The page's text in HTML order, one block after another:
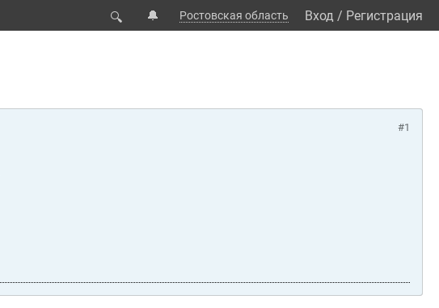
🔍 🔔 Ростовская область Вход / Регистрация
#1